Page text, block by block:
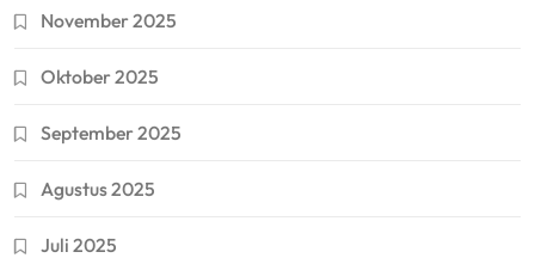
November 2025
Oktober 2025
September 2025
Agustus 2025
Juli 2025